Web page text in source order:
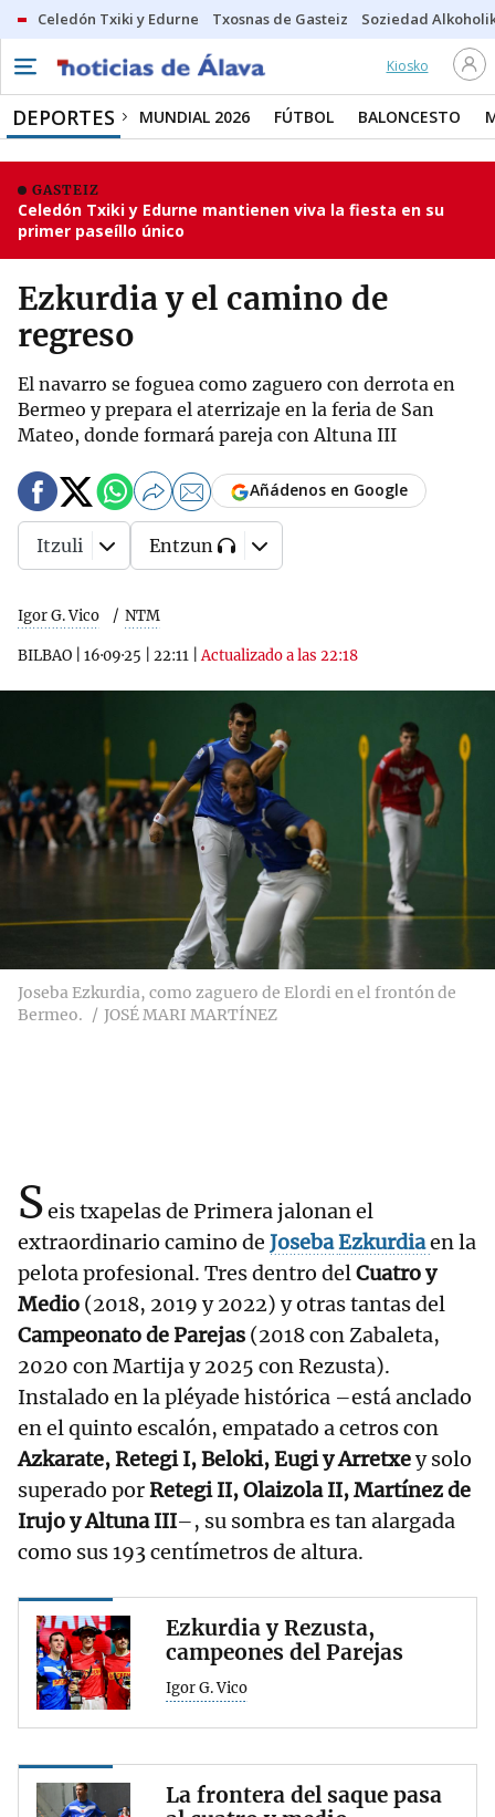
Celedón Txiki y Edurne Txosnas de Gasteiz Soziedad
Kiosko
DEPORTES MUNDIAL 2026 FÚTBOL BALONCESTO
GASTEIZ
Celedón Txiki y Edurne mantienen viva la fiesta en su
primer paseíllo único
Ezkurdia y el camino de
regreso
El navarro se foguea como zaguero con derrota en
Bermeo y prepara el aterrizaje en la feria de San
Mateo, donde formará pareja con Altuna III
Igor G. Vico NTM
BILBAO 16·09·25 22:11 |Actualizado a las 22:18
Añádenos en Google
Itzuli Entzun
Joseba Ezkurdia, como zaguero de Elordi en el frontón de
Bermeo.
JOSÉ MARI MARTÍNEZ
Seis txapelas de Primera jalonan el
extraordinario camino de JosebaEzkurdiaen la
pelota profesional. Tres dentro delCuatro y
Medio (2018, 2019 y 2022) y otras tantas del
Campeonato de Parejas (2018 con Zabaleta,
2020 con Martija y 2025 con Rezusta).
Instalado en la pléyade histórica –está anclado
en el quinto escalón, empatado a cetros con
Azkarate, Retegi I, Beloki, Eugi y Arretxey solo
superado porRetegi II, Olaizola II, Martínez de
Irujo y Altuna III–, su sombra es tan alargada
como sus 193 centímetros de altura.
Ezkurdia y Rezusta,
campeones del Parejas
Igor G. Vico
La frontera del saque pasa